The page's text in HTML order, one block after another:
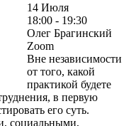
14 Июля
18:00 - 19:30
Олег Брагинский
Zoom
Вне независимости
от того, какой
практикой будете
в первую
его суть.
социальными,